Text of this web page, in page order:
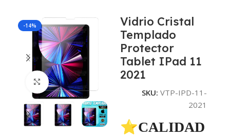
-14%
Click to enlarge
Vidrio Cristal
Templado
Protector
Tablet IPad 11
2021
SKU: VTP-IPD-11-
2021
⭐CALIDAD